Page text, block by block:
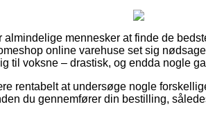
mennesker at finde de
online varehuse set sig
til voksne – drastisk, og endda nogle
rentabelt at undersøge nogle
du gennemfører din bestilling,